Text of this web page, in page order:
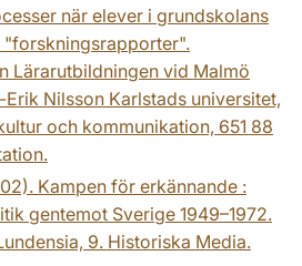
när elever i grundskolans
"forskningsrapporter".
Lärarutbildningen vid Malmö
Nilsson Karlstads universitet,
och kommunikation, 651 88
Kampen för erkännande :
gentemot Sverige 1949–1972.
9. Historiska Media.